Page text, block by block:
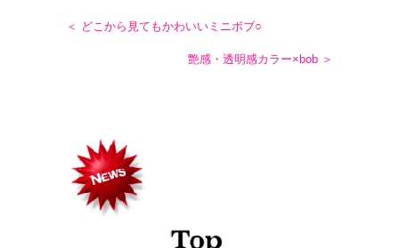
＜ どこから見てもかわいいミニボブ○
艶感・透明感カラー×bob ＞